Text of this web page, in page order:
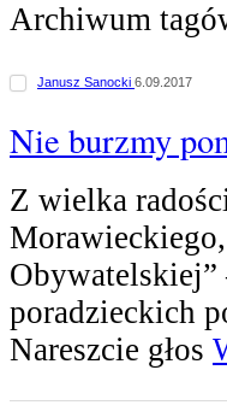
Archiwum
Janusz Sanocki 6.09.2017
Nie burzmy
Z wielka
Obywatelskiej”
poradzieckich
Nareszcie głos